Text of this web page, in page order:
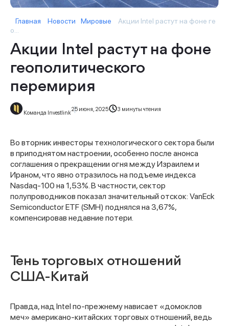
Главная Новости Мировые
Акции Intel растут на фоне ге
о...
Акции Intel растут на фоне
геополитического
перемирия
Команда Investlink
25 июня, 2025 3 минуты чтения
Во вторник инвесторы технологического сектора были
в приподнятом настроении, особенно после анонса
соглашения о прекращении огня между Израилем и
Ираном, что явно отразилось на подъеме индекса
Nasdaq-100 на 1,53%. В частности, сектор
полупроводников показал значительный отскок: VanEck
Semiconductor ETF (SMH) поднялся на 3,67%,
компенсировав недавние потери.
Тень торговых отношений
США-Китай
Правда, над Intel по-прежнему нависает «домоклов
меч» американо-китайских торговых отношений, ведь